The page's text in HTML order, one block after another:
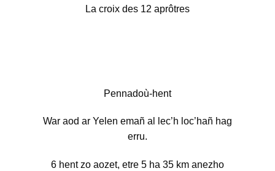
La croix des 12 aprôtres
Pennadoù-hent
War aod ar Yelen emañ al lec’h loc’hañ hag
erru.
6 hent zo aozet, etre 5 ha 35 km anezho